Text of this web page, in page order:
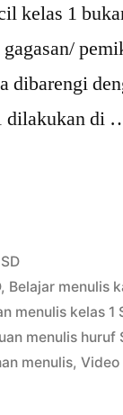
kelas 1
dilakukan di
Posted
in
SD
, Belajar menulis
menulis kelas 1
menulis huruf
menulis,Video